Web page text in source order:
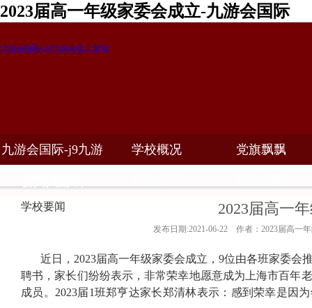
2023届高一年级家委会成立-九游会国际
九游会国际-j9九游会真人游戏
九游会国际-j9九游 学校概况 党旗飘飘
学校要闻 2023届高一
发布日期:2021-06-22 作者：2023届高一
近日， 2023届高一年级家委会成立， 9位由各班家委会
聘书，家长们纷纷表示，非常荣幸地愿意成为上海市百年
成员。 2023届1班郑亨达家长郑清林表示：感到荣幸是因